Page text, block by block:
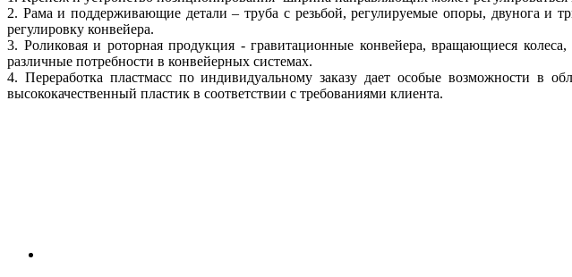
2. Рама и поддерживающие детали – труба с резьбой, регулируемые опоры, двунога и
регулировку конвейера.
3. Роликовая и роторная продукция - гравитационные конвейера, вращающиеся
различные потребности в конвейерных системах.
4. Переработка пластмасс по индивидуальному заказу дает особые возможности в
высококачественный пластик в соответствии с требованиями клиента.